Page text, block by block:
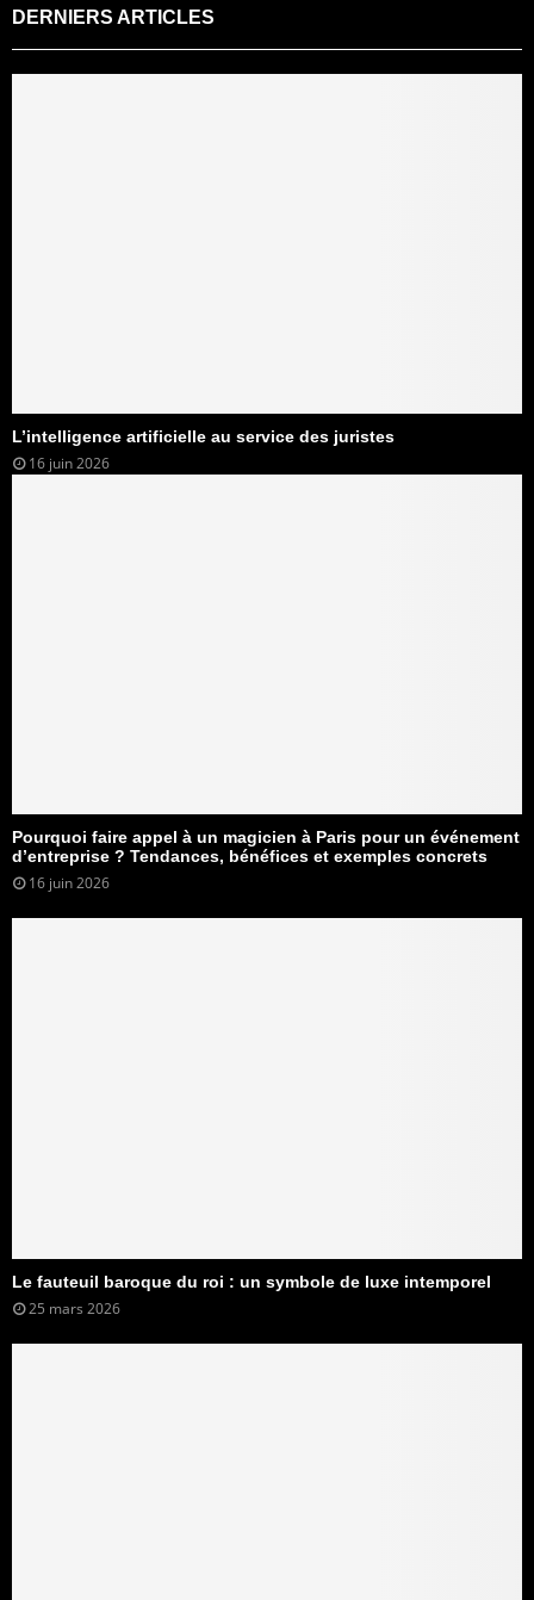
DERNIERS ARTICLES
L’intelligence artificielle au service des juristes
16 juin 2026
Pourquoi faire appel à un magicien à Paris pour un événement
d’entreprise ? Tendances, bénéfices et exemples concrets
16 juin 2026
Le fauteuil baroque du roi : un symbole de luxe intemporel
25 mars 2026